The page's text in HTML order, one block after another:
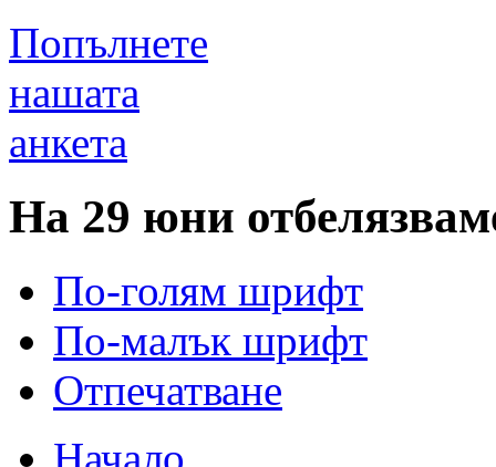
Попълнете
нашата
анкета
На 29 юни
По-голям шрифт
По-малък шрифт
Отпечатване
Начало